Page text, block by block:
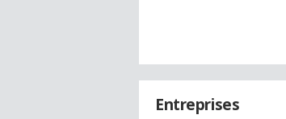
Entreprises